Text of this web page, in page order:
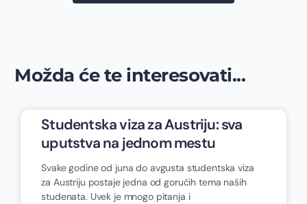
Možda će te interesovati...
Studentska viza za Austriju: sva
uputstva na jednom mestu
Svake godine od juna do avgusta studentska viza
za Austriju postaje jedna od gorućih tema naših
studenata. Uvek je mnogo pitanja i